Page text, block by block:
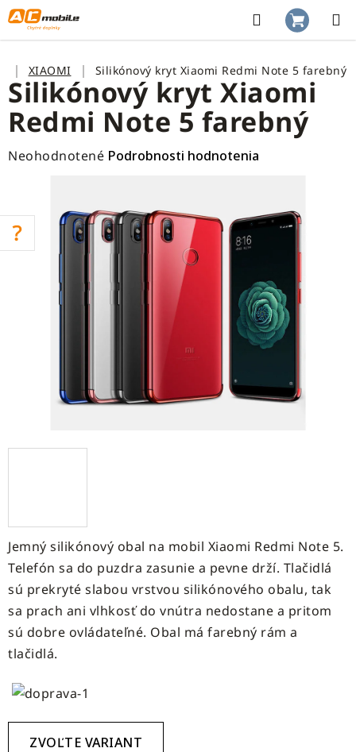
Prejsť
na
obsah
Hľadať
KOŠÍK
DomovXIAOMI Silikónový kryt Xiaomi Redmi Note 5 farebný
Jemný silikónový obal na mobil Xiaomi Redmi Note 5.
Telefón sa do puzdra zasunie a pevne drží. Tlačidlá
sú prekryté slabou vrstvou silikónového obalu, tak
sa prach ani vlhkosť do vnútra nedostane a pritom
sú dobre ovládateľné. Obal má farebný rám a
tlačidlá.
ZVOĽTE VARIANT
Silikónový kryt Xiaomi
Redmi Note 5 farebný
Priemerné
je
0,0
hviezdičiek.
Neohodnotené Podrobnosti hodnotenia